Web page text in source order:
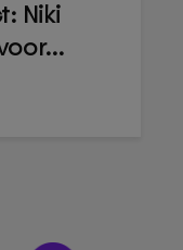
Niki